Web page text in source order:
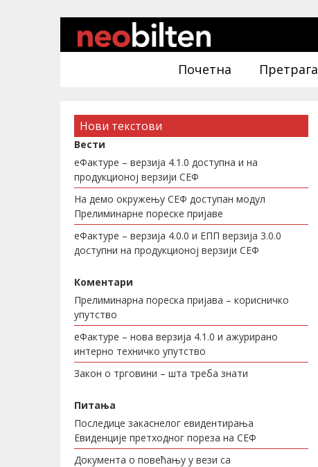
Почетна Претрага
Нови текстови
Вести
еФактуре – верзија 4.1.0 доступна и на
продукционој верзији СЕФ
На демо окружењу СЕФ доступан модул
Прелиминарне пореске пријаве
еФактуре – верзија 4.0.0 и ЕПП верзија 3.0.0
доступни на продукционој верзији СЕФ
Коментари
Прелиминарна пореска пријава – корисничко
упутство
еФактуре – нова верзија 4.1.0 и ажурирано
интерно техничко упутство
Закон о трговини – шта треба знати
Питања
Последице закаснелог евидентирања
Евиденције претходног пореза на СЕФ
Документа о повећању у вези са